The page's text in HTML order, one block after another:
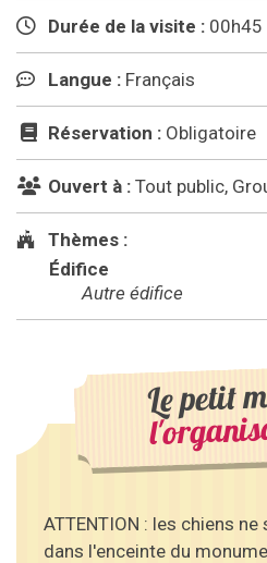
Durée de la visite : 00h45
Langue : Français
Réservation : Obligatoire
Ouvert à : Tout public,
Thèmes :
Édifice
Autre édifice
Le petit
ATTENTION : les chiens
dans l'enceinte du